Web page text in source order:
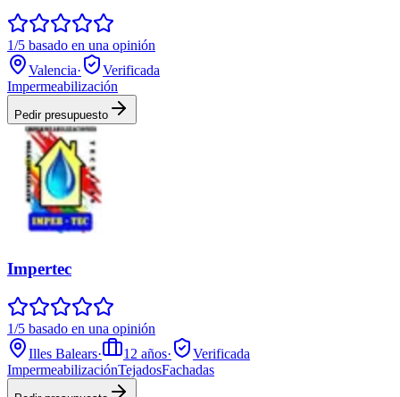
1/5 basado en una opinión
Valencia·
Verificada
Impermeabilización
Pedir presupuesto
Impertec
1/5 basado en una opinión
Illes Balears· 12 años·
Verificada
ImpermeabilizaciónTejadosFachadas